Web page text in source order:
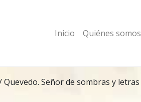
Inicio Quiénes somos
Quevedo. Señor de sombras y letras